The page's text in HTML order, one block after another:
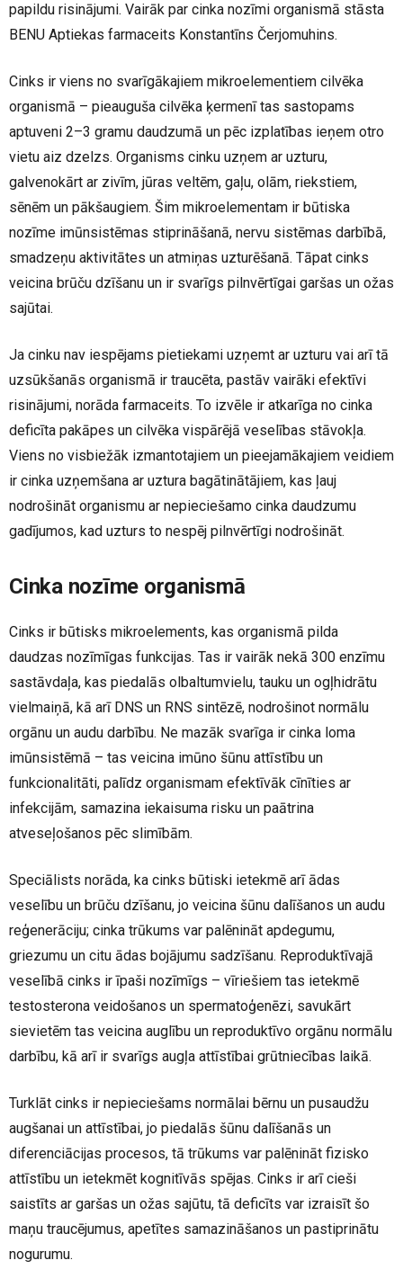
papildu risinājumi. Vairāk par cinka nozīmi organismā stāsta
BENU Aptiekas farmaceits Konstantīns Čerjomuhins.
Cinks ir viens no svarīgākajiem mikroelementiem cilvēka
organismā – pieauguša cilvēka ķermenī tas sastopams
aptuveni 2–3 gramu daudzumā un pēc izplatības ieņem otro
vietu aiz dzelzs. Organisms cinku uzņem ar uzturu,
galvenokārt ar zivīm, jūras veltēm, gaļu, olām, riekstiem,
sēnēm un pākšaugiem. Šim mikroelementam ir būtiska
nozīme imūnsistēmas stiprināšanā, nervu sistēmas darbībā,
smadzeņu aktivitātes un atmiņas uzturēšanā. Tāpat cinks
veicina brūču dzīšanu un ir svarīgs pilnvērtīgai garšas un ožas
sajūtai.
Ja cinku nav iespējams pietiekami uzņemt ar uzturu vai arī tā
uzsūkšanās organismā ir traucēta, pastāv vairāki efektīvi
risinājumi, norāda farmaceits. To izvēle ir atkarīga no cinka
deficīta pakāpes un cilvēka vispārējā veselības stāvokļa.
Viens no visbiežāk izmantotajiem un pieejamākajiem veidiem
ir cinka uzņemšana ar uztura bagātinātājiem, kas ļauj
nodrošināt organismu ar nepieciešamo cinka daudzumu
gadījumos, kad uzturs to nespēj pilnvērtīgi nodrošināt.
Cinka nozīme organismā
Cinks ir būtisks mikroelements, kas organismā pilda
daudzas nozīmīgas funkcijas. Tas ir vairāk nekā 300 enzīmu
sastāvdaļa, kas piedalās olbaltumvielu, tauku un ogļhidrātu
vielmaiņā, kā arī DNS un RNS sintēzē, nodrošinot normālu
orgānu un audu darbību. Ne mazāk svarīga ir cinka loma
imūnsistēmā – tas veicina imūno šūnu attīstību un
funkcionalitāti, palīdz organismam efektīvāk cīnīties ar
infekcijām, samazina iekaisuma risku un paātrina
atveseļošanos pēc slimībām.
Speciālists norāda, ka cinks būtiski ietekmē arī ādas
veselību un brūču dzīšanu, jo veicina šūnu dalīšanos un audu
reģenerāciju; cinka trūkums var palēnināt apdegumu,
griezumu un citu ādas bojājumu sadzīšanu. Reproduktīvajā
veselībā cinks ir īpaši nozīmīgs – vīriešiem tas ietekmē
testosterona veidošanos un spermatoģenēzi, savukārt
sievietēm tas veicina auglību un reproduktīvo orgānu normālu
darbību, kā arī ir svarīgs augļa attīstībai grūtniecības laikā.
Turklāt cinks ir nepieciešams normālai bērnu un pusaudžu
augšanai un attīstībai, jo piedalās šūnu dalīšanās un
diferenciācijas procesos, tā trūkums var palēnināt fizisko
attīstību un ietekmēt kognitīvās spējas. Cinks ir arī cieši
saistīts ar garšas un ožas sajūtu, tā deficīts var izraisīt šo
maņu traucējumus, apetītes samazināšanos un pastiprinātu
nogurumu.